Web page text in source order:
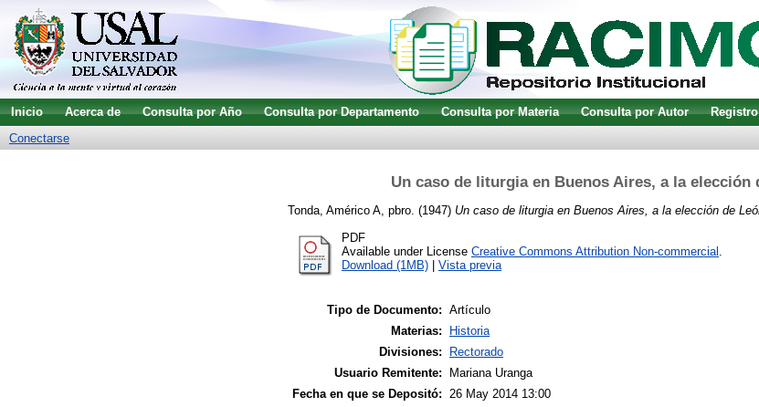
Inicio Acerca de Consulta por Año Consulta por Departamento Consulta por Materia Consulta por Autor
Conectarse
Un caso de liturgia en Buenos Aires, a la elección
Tonda, Américo A, pbro. (1947) Un caso de liturgia en Buenos Aires, a la elección de
PDF
Available under License Creative Commons Attribution Non-commercial .
Download (1MB)
Vista previa
Tipo de Documento: Artículo
Materias:
Historia
Divisiones:
Rectorado
Usuario Remitente:
Mariana Uranga
Fecha en que se Depositó: 26 May 2014 13:00